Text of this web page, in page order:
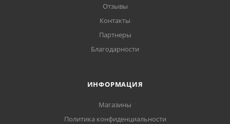
Отзывы
Контакты
Партнеры
Благодарности
ИНФОРМАЦИЯ
Магазины
Политика конфиденциальности